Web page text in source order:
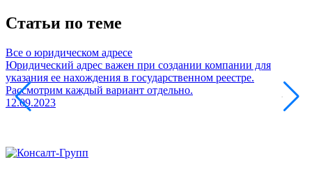
Статьи по теме
Все о юридическом адресе
Юридический адрес важен при создании компании для
указания ее нахождения в государственном реестре.
Рассмотрим каждый вариант отдельно.
12.09.2023